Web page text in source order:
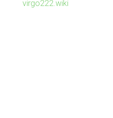
virgo222.wiki